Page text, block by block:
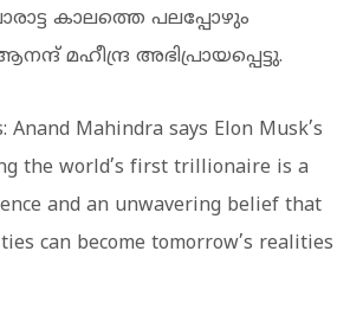
കാലത്തെ പലപ്പോഴും
മഹീന്ദ്ര അഭിപ്രായപ്പെട്ടു.
Anand Mahindra says Elon Musk’s
the world’s first trillionaire is a
and an unwavering belief that
can become tomorrow’s realities